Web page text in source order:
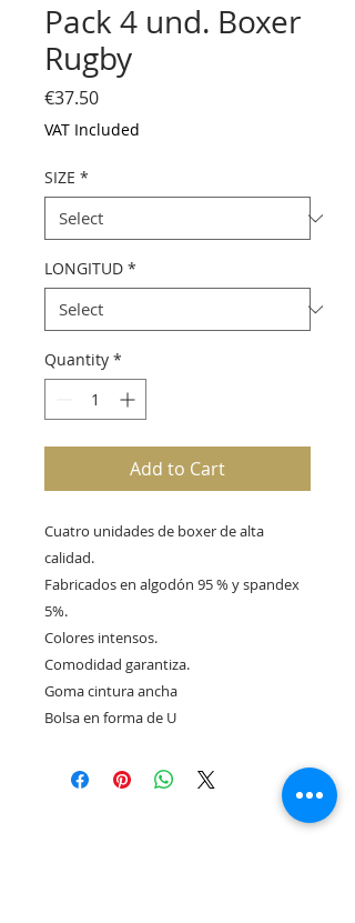
Pack 4 und. Boxer
Rugby
€37.50Price
VAT Included
SIZE *
LONGITUD *
Quantity *
Add to Cart
Cuatro unidades de boxer de alta
calidad.
Fabricados en algodón 95 % y spandex
5%.
Colores intensos.
Comodidad garantiza.
Goma cintura ancha
Bolsa en forma de U